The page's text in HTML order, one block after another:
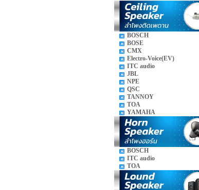
BOSCH
BOSE
CMX
Electro-Voice(EV)
ITC audio
JBL
NPE
QSC
TANNOY
TOA
YAMAHA
BOSCH
ITC audio
TOA